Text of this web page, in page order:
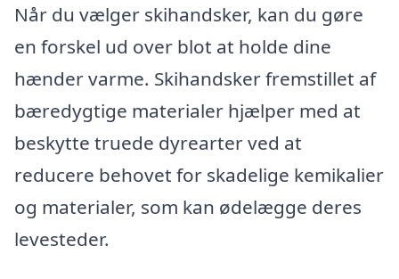
Når du vælger skihandsker, kan du gøre
en forskel ud over blot at holde dine
hænder varme. Skihandsker fremstillet af
bæredygtige materialer hjælper med at
beskytte truede dyrearter ved at
reducere behovet for skadelige kemikalier
og materialer, som kan ødelægge deres
levesteder.